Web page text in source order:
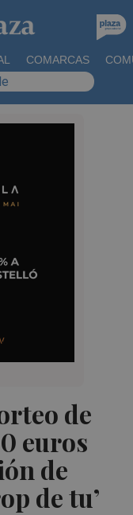
COMARCAS
de
euros
de
de tu’